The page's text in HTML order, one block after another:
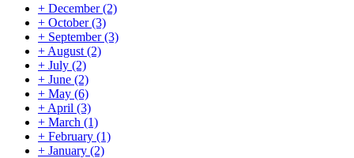
+ December(2)
+ October(3)
+ September(3)
+ August (2)
+ July (2)
+ June (2)
+ May (6)
+ April (3)
+ March (1)
+ February (1)
+ January (2)